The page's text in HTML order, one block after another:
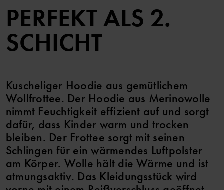
PERFEKT ALS 2.
SCHICHT
Kuscheliger Hoodie aus gemütlichem
Wollfrottee. Der Hoodie aus Merinowolle
nimmt Feuchtigkeit effizient auf und sorgt
dafür, dass Kinder warm und trocken
bleiben. Der Frottee sorgt mit seinen
Schlingen für ein wärmendes Luftpolster
am Körper. Wolle hält die Wärme und ist
atmungsaktiv. Das Kleidungsstück wird